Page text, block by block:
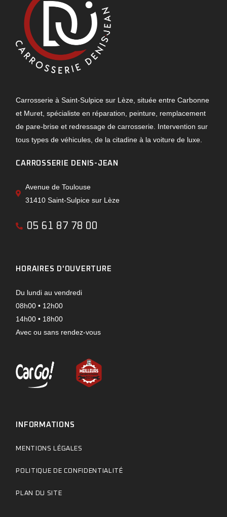
Carrosserie à Saint-Sulpice sur Lèze, située entre Carbonne
et Muret, spécialiste en réparation, peinture, remplacement
de pare-brise et redressage de carrosserie. Intervention sur
tous types de véhicules, de la citadine à la voiture de luxe.
CARROSSERIE DENIS-JEAN
Avenue de Toulouse
31410 Saint-Sulpice sur Lèze
05 61 87 78 00
HORAIRES D'OUVERTURE
Du lundi au vendredi
08h00 • 12h00
14h00 • 18h00
Avec ou sans rendez-vous
INFORMATIONS
MENTIONS LÉGALES
POLITIQUE DE CONFIDENTIALITÉ
PLAN DU SITE